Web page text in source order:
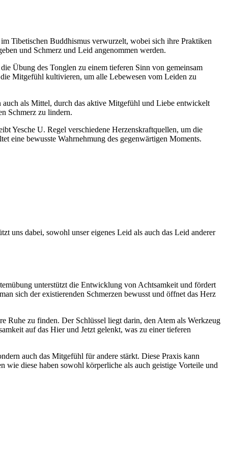
Tibetischen Buddhismus verwurzelt, wobei sich ihre Praktiken
und Schmerz und Leid angenommen werden.
Übung des Tonglen zu einem tieferen Sinn von gemeinsam
Mitgefühl kultivieren, um alle Lebewesen vom Leiden zu
auch als Mittel, durch das aktive Mitgefühl und Liebe entwickelt
Schmerz zu lindern.
Yesche U. Regel verschiedene Herzenskraftquellen, um die
eine bewusste Wahrnehmung des gegenwärtigen Moments.
uns dabei, sowohl unser eigenes Leid als auch das Leid anderer
unterstützt die Entwicklung von Achtsamkeit und fördert
sich der existierenden Schmerzen bewusst und öffnet das Herz
Ruhe zu finden. Der Schlüssel liegt darin, den Atem als Werkzeug
auf das Hier und Jetzt gelenkt, was zu einer tieferen
auch das Mitgefühl für andere stärkt. Diese Praxis kann
diese haben sowohl körperliche als auch geistige Vorteile und